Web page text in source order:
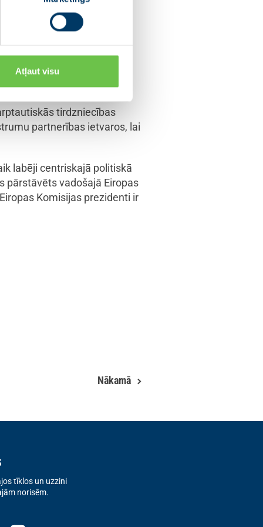
Atļaut visu
amatā ir augsts
pie Eiropas kopējās
Savienības fondu
tirdzniecības
partnerības ietvaros, lai
labēji centriskajā politiskā
pārstāvēts vadošajā Eiropas
Komisijas prezidenti ir
Nākamā
tīklos un uzzini
norisēm.